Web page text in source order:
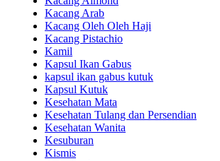
Kacang Arab
Kacang Oleh Oleh Haji
Kacang Pistachio
Kamil
Kapsul Ikan Gabus
kapsul ikan gabus kutuk
Kapsul Kutuk
Kesehatan Mata
Kesehatan Tulang dan Persendian
Kesehatan Wanita
Kesuburan
Kismis